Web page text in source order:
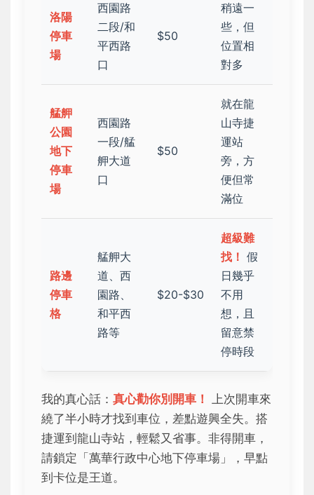
洛陽
停車
場
西園路
二段/和
平西路
口
$50
稍遠一
些，但
位置相
對多
艋舺
公園
地下
停車
場
西園路
一段/艋
舺大道
口
$50
就在龍
山寺捷
運站
旁，方
便但常
滿位
路邊
停車
格
艋舺大
道、西
園路、
和平西
路等
$20-$30
超級難
找！ 假
日幾乎
不用
想，且
留意禁
停時段
我的真心話： 真心勸你別開車！ 上次開車來
繞了半小時才找到車位，差點遊興全失。搭
捷運到龍山寺站，輕鬆又省事。非得開車，
請鎖定「萬華行政中心地下停車場」，早點
到卡位是王道。